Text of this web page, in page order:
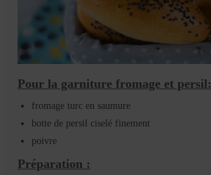
Pour la garniture fromage et persil:
fromage turc en saumure
botte de persil ciselé finement
poivre
Préparation :